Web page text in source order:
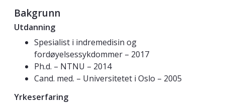
Bakgrunn
Utdanning
Spesialist i indremedisin og
fordøyelsessykdommer – 2017
Ph.d. – NTNU – 2014
Cand. med. – Universitetet i Oslo – 2005
Yrkeserfaring